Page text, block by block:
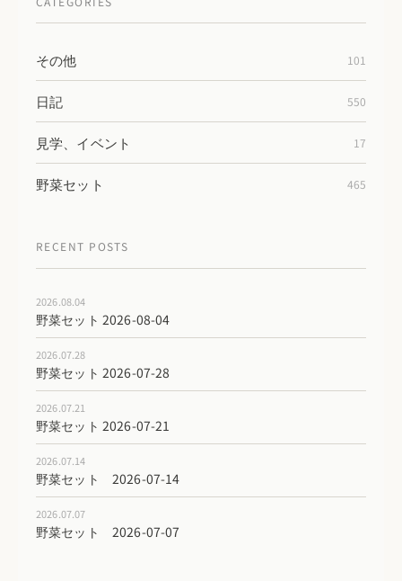
その他 101
日記 550
見学、イベント 17
野菜セット 465
RECENT POSTS
2026.08.04
野菜セット 2026-08-04
2026.07.28
野菜セット 2026-07-28
2026.07.21
野菜セット 2026-07-21
2026.07.14
野菜セット 2026-07-14
2026.07.07
野菜セット 2026-07-07